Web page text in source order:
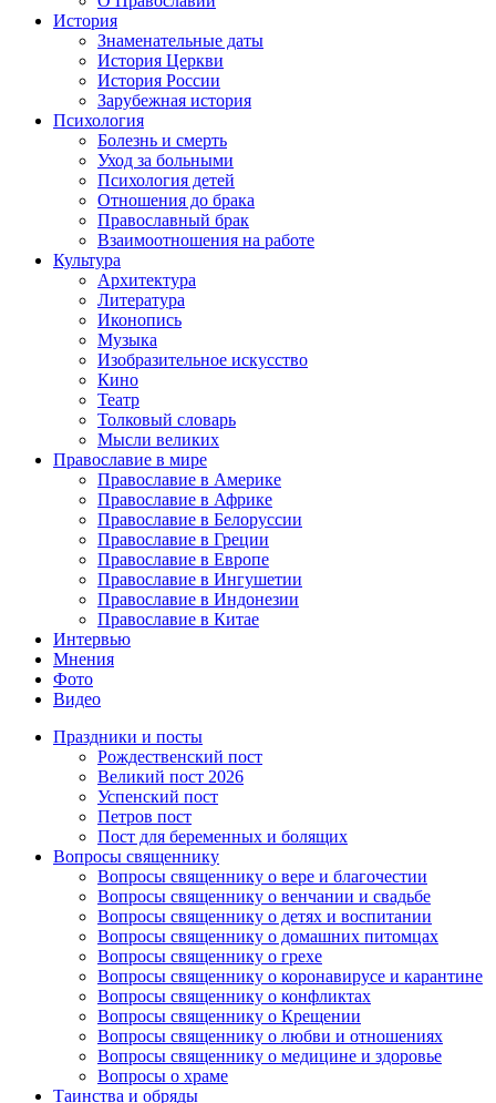
История
Знаменательные даты
История Церкви
История России
Зарубежная история
Психология
Болезнь и смерть
Уход за больными
Психология детей
Отношения до брака
Православный брак
Взаимоотношения на работе
Культура
Архитектура
Литература
Иконопись
Музыка
Изобразительное искусство
Кино
Театр
Толковый словарь
Мысли великих
Православие в мире
Православие в Америке
Православие в Африке
Православие в Белоруссии
Православие в Греции
Православие в Европе
Православие в Ингушетии
Православие в Индонезии
Православие в Китае
Интервью
Мнения
Фото
Видео
Праздники и посты
Рождественский пост
Великий пост 2026
Успенский пост
Петров пост
Пост для беременных и болящих
Вопросы священнику
Вопросы священнику о вере и благочестии
Вопросы священнику о венчании и свадьбе
Вопросы священнику о детях и воспитании
Вопросы священнику о домашних питомцах
Вопросы священнику о грехе
Вопросы священнику о коронавирусе и карантине
Вопросы священнику о конфликтах
Вопросы священнику о Крещении
Вопросы священнику о любви и отношениях
Вопросы священнику о медицине и здоровье
Вопросы о храме
Таинства и обряды